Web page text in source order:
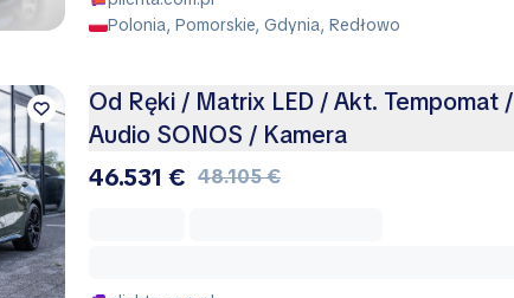
Polonia, Pomorskie, Gdynia, Redłowo
Od Ręki / Matrix LED / Akt. Tempomat /
Audio SONOS / Kamera
46.531 € 48.105 €